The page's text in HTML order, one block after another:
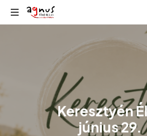
Agnus
Keresztyén
június 29.